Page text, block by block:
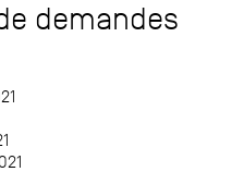
demandes